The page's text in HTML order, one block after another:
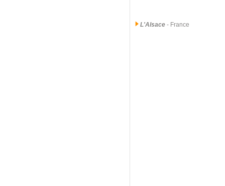
L'Alsace - France